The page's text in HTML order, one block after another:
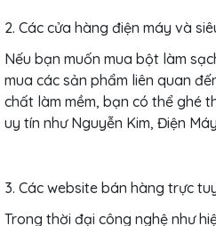
2. Các cửa hàng điện máy và
Nếu bạn muốn mua bột làm
mua các sản phẩm liên quan
chất làm mềm, bạn có thể ghé
uy tín như Nguyễn Kim, Điện
3. Các website bán hàng trực
Trong thời đại công nghệ như